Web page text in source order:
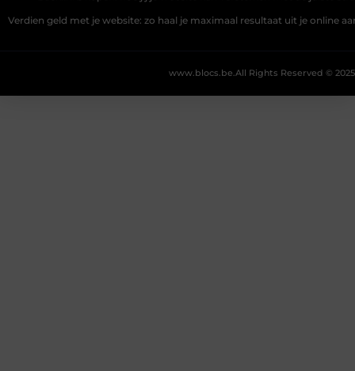
Verdien geld met je website: zo haal je maximaal resultaat uit je online
All Rights Reserved © 2025
www.blocs.be.